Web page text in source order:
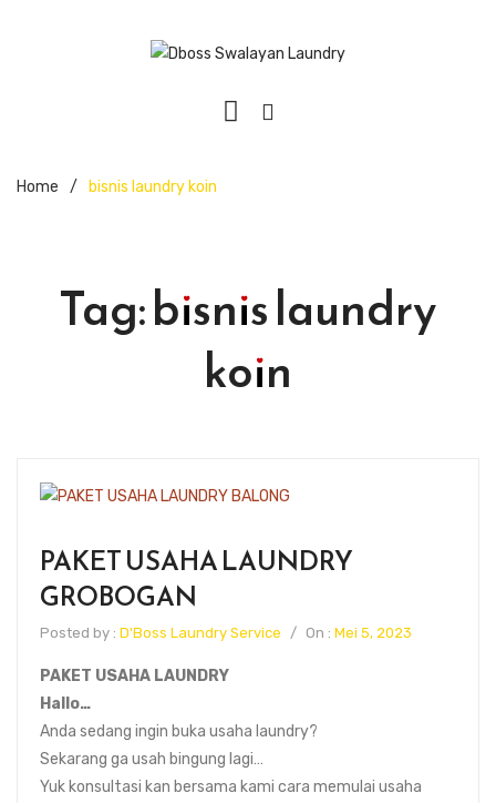
Home / bisnis laundry koin
Tag:bisnis laundry
koin
PAKET USAHA LAUNDRY
GROBOGAN
Posted by : D'Boss Laundry Service / On : Mei 5, 2023
PAKET USAHA LAUNDRY
Hallo…
Anda sedang ingin buka usaha laundry?
Sekarang ga usah bingung lagi…
Yuk konsultasi kan bersama kami cara memulai usaha